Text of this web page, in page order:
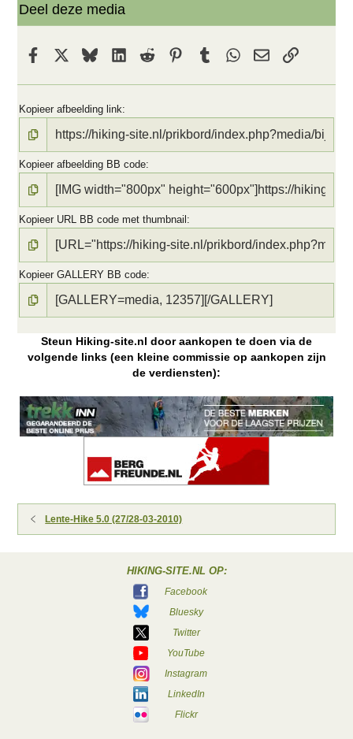
Deel deze media
Facebook BlueskyLinkedInReddit PinterestTumblr WhatsApp
E-mailkoppeling
Kopieer afbeelding link
Kopieer afbeelding BB code
Kopieer URL BB code met thumbnail
Kopieer GALLERY BB code
Steun Hiking-site.nl door aankopen te doen via de
volgende links (een kleine commissie op aankopen zijn
de verdiensten):
Lente-Hike 5.0 (27/28-03-2010)
HIKING-SITE.NL OP:
Facebook
Bluesky
Twitter
YouTube
Instagram
LinkedIn
Flickr